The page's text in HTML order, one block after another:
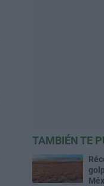
TAMBIÉN TE